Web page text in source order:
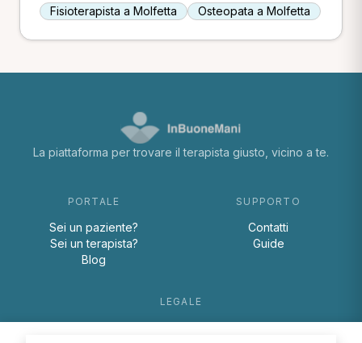
Fisioterapista a Molfetta Osteopata a Molfetta
La piattaforma per trovare il terapista giusto, vicino a te.
PORTALE
Sei un paziente?
Sei un terapista?
Blog
SUPPORTO
Contatti
Guide
LEGALE